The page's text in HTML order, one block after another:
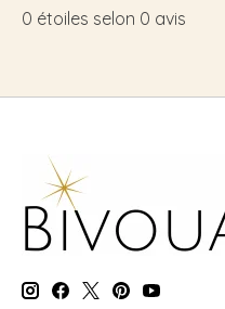
0 étoiles selon 0 avis